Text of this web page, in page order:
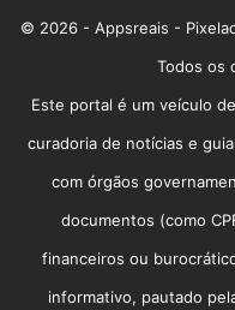
© 2026 - Appsreais -
Todos os
Este portal é um veículo
curadoria de notícias e
com órgãos
documentos (como
financeiros ou
informativo, pautado